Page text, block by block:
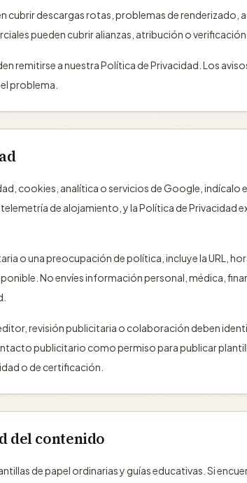
cubrir descargas rotas, problemas de renderizado,
pueden cubrir alianzas, atribución o
remitirse a nuestra Política de Privacidad. Los
problema.
cookies, analítica o servicios de Google, indícalo
de alojamiento, y la Política de Privacidad
o una preocupación de política, incluye la URL,
No envíes información personal, médica,
revisión publicitaria o colaboración deben
publicitario como permiso para publicar
o de certificación.
del contenido
de papel ordinarias y guías educativas. Si